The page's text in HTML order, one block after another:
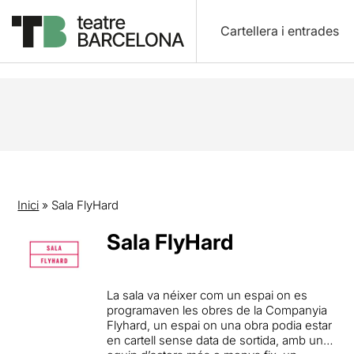
Cartellera i entrades
Inici » Sala FlyHard
Sala FlyHard
La sala va néixer com un espai on es
programaven les obres de la Companyia
Flyhard, un espai on una obra podia estar
en cartell sense data de sortida, amb un